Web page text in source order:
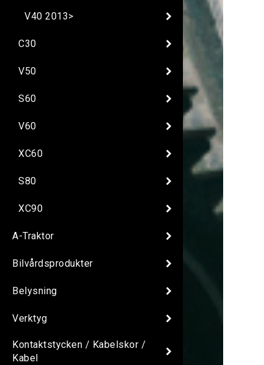
V40 2013>
C30
V50
S60
V60
XC60
S80
XC90
A-Traktor
Bilvårdsprodukter
Belysning
Verktyg
Kontaktstycken / Kabelskor /
Kabel